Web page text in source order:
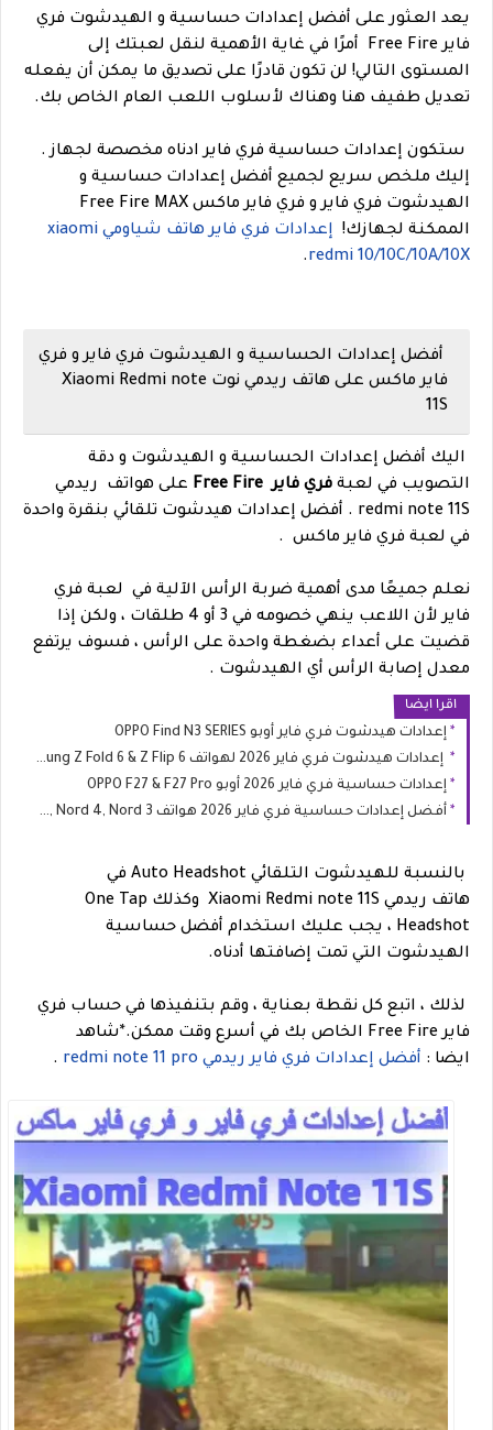
يعد العثور على أفضل إعدادات حساسية و الهيدشوت فري
فاير Free Fire أمرًا في غاية الأهمية لنقل لعبتك إلى
المستوى التالي! لن تكون قادرًا على تصديق ما يمكن أن يفعله
تعديل طفيف هنا وهناك لأسلوب اللعب العام الخاص بك.
ستكون إعدادات حساسية فري فاير ادناه مخصصة لجهاز .
إليك ملخص سريع لجميع أفضل إعدادات حساسية و
الهيدشوت فري فاير و فري فاير ماكس Free Fire MAX
الممكنة لجهازك!
إعدادات فري فاير هاتف شياومي xiaomi
redmi 10/10C/10A/10X
.
أفضل إعدادات الحساسية و الهيدشوت فري فاير و فري
فاير ماكس على هاتف ريدمي نوت Xiaomi Redmi note
11S
اليك أفضل إعدادات الحساسية و الهيدشوت و دقة
التصويب في لعبة فري فاير Free Fire
على هواتف ريدمي
redmi note 11S . أفضل إعدادات هيدشوت تلقائي بنقرة واحدة
في لعبة فري فاير ماكس .
نعلم جميعًا مدى أهمية ضربة الرأس الآلية في لعبة فري
فاير لأن اللاعب ينهي خصومه في 3 أو 4 طلقات ، ولكن إذا
قضيت على أعداء بضغطة واحدة على الرأس ، فسوف يرتفع
معدل إصابة الرأس أي الهيدشوت .
اقرا ايضا
إعدادات هيدشوت فري فاير أوبو OPPO Find N3 SERIES
إعدادات هيدشوت فري فاير 2026 لهواتف Samsung Z Fold 6 & Z Flip 6
إعدادات حساسية فري فاير 2026 أوبو OPPO F27 & F27 Pro
أفضل إعدادات حساسية فري فاير 2026 هواتف OnePlus Nord 5, Nord 4, Nord 3
بالنسبة للهيدشوت التلقائي Auto Headshot في
هاتف ريدمي Xiaomi Redmi note 11S وكذلك One Tap
Headshot ، يجب عليك استخدام أفضل حساسية
الهيدشوت التي تمت إضافتها أدناه.
لذلك ، اتبع كل نقطة بعناية ، وقم بتنفيذها في حساب فري
فاير Free Fire الخاص بك في أسرع وقت ممكن.
*شاهد
ايضا : أفضل إعدادات فري فاير ريدمي redmi note 11 pro .